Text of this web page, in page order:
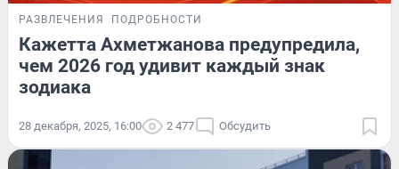
РАЗВЛЕЧЕНИЯ ПОДРОБНОСТИ
Кажетта Ахметжанова предупредила,
чем 2026 год удивит каждый знак
зодиака
28 декабря, 2025, 16:00 2 477 Обсудить